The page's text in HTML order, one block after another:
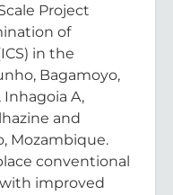
Project
of
in the
Bagamoyo,
A,
and
Mozambique.
conventional
improved